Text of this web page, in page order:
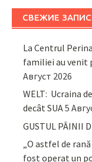
СВЕЖИЕ
La Centrul
familiei au venit
Август 2026
WELT: Ucraina
decât SUA5
GUSTUL PÂINII
„O astfel de
fost operat un